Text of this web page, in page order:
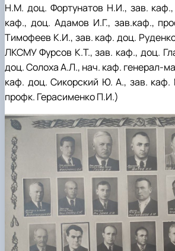
Н.М. доц. Фортунатов Н.И., зав.
каф., доц. Адамов И.Г., зав.каф.,
Тимофеев К.И., зав. каф. доц.
ЛКСМУ Фурсов К.Т., зав. каф., доц.
доц. Солоха А.Л., нач. каф. генерал-
каф. доц. Сикорский Ю. А., зав.
профк. Герасименко П.И.)